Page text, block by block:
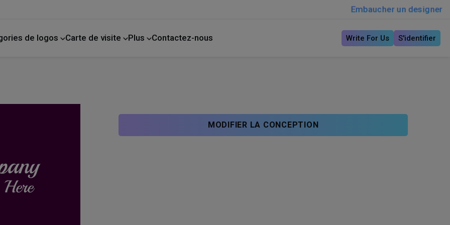
Embaucher un designer
de logos Carte de visite Plus Contactez-nous Write For Us S'identifier
MODIFIER LA CONCEPTION